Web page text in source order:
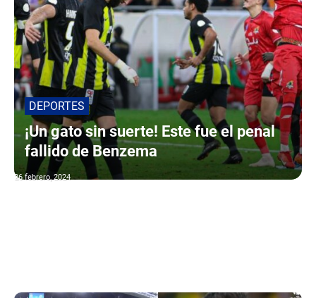
DEPORTES
¡Un gato sin suerte! Este fue el penal
fallido de Benzema
26 febrero, 2024